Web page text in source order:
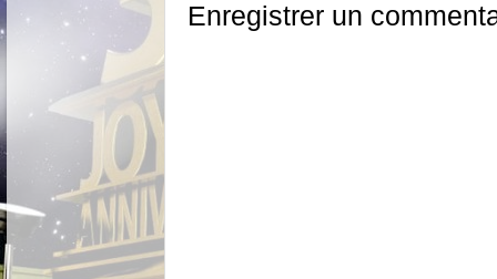
Enregistrer un